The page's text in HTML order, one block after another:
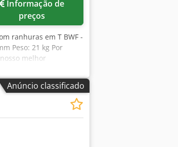
preços
ranhuras em T BWF -
Peso: 21 kg Por
melhor
informações são
representação ou
Anúncio classificado